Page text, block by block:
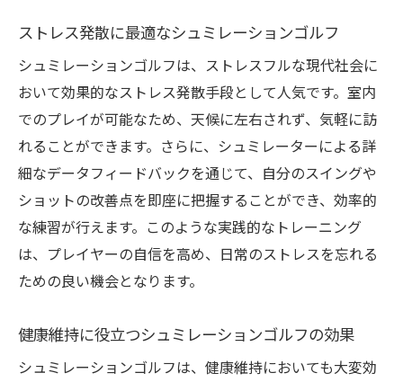
ストレス発散に最適なシュミレーションゴルフ
シュミレーションゴルフは、ストレスフルな現代社会に
おいて効果的なストレス発散手段として人気です。室内
でのプレイが可能なため、天候に左右されず、気軽に訪
れることができます。さらに、シュミレーターによる詳
細なデータフィードバックを通じて、自分のスイングや
ショットの改善点を即座に把握することができ、効率的
な練習が行えます。このような実践的なトレーニング
は、プレイヤーの自信を高め、日常のストレスを忘れる
ための良い機会となります。
健康維持に役立つシュミレーションゴルフの効果
シュミレーションゴルフは、健康維持においても大変効